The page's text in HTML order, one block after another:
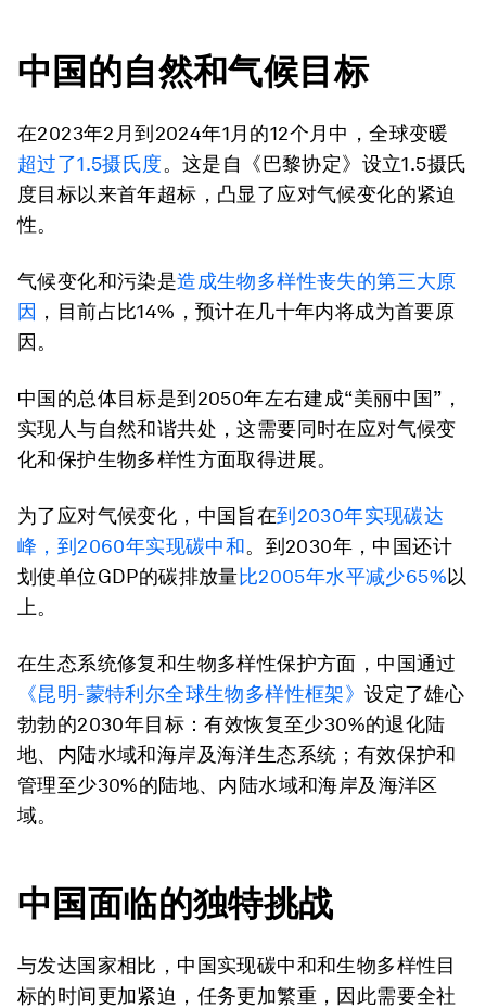
中国的自然和气候目标
在2023年2月到2024年1月的12个月中，全球变暖
超过了1.5摄氏度。这是自《巴黎协定》设立1.5摄氏
度目标以来首年超标，凸显了应对气候变化的紧迫
性。
气候变化和污染是造成生物多样性丧失的第三大原
因 ，目前占比14%，预计在几十年内将成为首要原
因。
中国的总体目标是到2050年左右建成“美丽中国”，
实现人与自然和谐共处，这需要同时在应对气候变
化和保护生物多样性方面取得进展。
为了应对气候变化，中国旨在到2030年实现碳达
峰，到2060年实现碳中和。到2030年，中国还计
划使单位GDP的碳排放量比2005年水平减少65%以
上。
在生态系统修复和生物多样性保护方面，中国通过
《昆明-蒙特利尔全球生物多样性框架》设定了雄心
勃勃的2030年目标：有效恢复至少30%的退化陆
地、内陆水域和海岸及海洋生态系统；有效保护和
管理至少30%的陆地、内陆水域和海岸及海洋区
域。
中国面临的独特挑战
与发达国家相比，中国实现碳中和和生物多样性目
标的时间更加紧迫，任务更加繁重，因此需要全社